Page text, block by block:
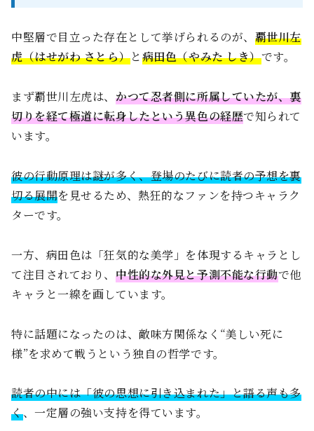
中堅層で目立った存在として挙げられるのが、 覇世川左
虎（はせがわ さとら）と病田色（やみた しき）です。
まず覇世川左虎は、かつて忍者側に所属していたが、裏
切りを経て極道に転身したという異色の経歴で知られて
います。
彼の行動原理は謎が多く、登場のたびに読者の予想を裏
切る展開を見せるため、熱狂的なファンを持つキャラク
ターです。
一方、病田色は「狂気的な美学」を体現するキャラとし
て注目されており、中性的な外見と予測不能な行動で他
キャラと一線を画しています。
特に話題になったのは、敵味方関係なく“美しい死に
様”を求めて戦うという独自の哲学です。
読者の中には「彼の思想に引き込まれた」と語る声も多
く、一定層の強い支持を得ています。